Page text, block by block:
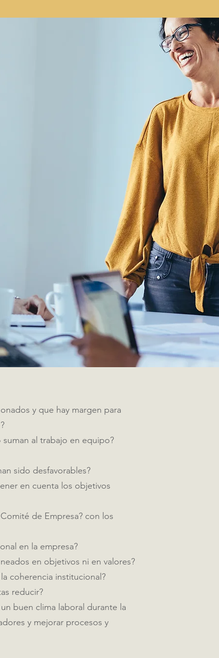
y que hay margen para
al trabajo en equipo?
sido desfavorables?
en cuenta los objetivos
de Empresa? con los
en la empresa?
en objetivos ni en valores?
coherencia institucional?
reducir?
buen clima laboral durante la
y mejorar procesos y